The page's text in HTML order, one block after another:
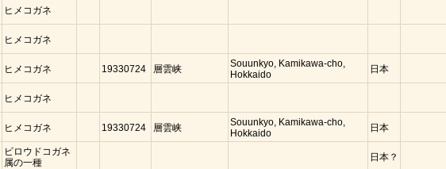
ヒメコガネ
ヒメコガネ
ヒメコガネ 19330724 層雲峡
Souunkyo, Kamikawa-cho,
Hokkaido
日本
ヒメコガネ
ヒメコガネ 19330724 層雲峡
Souunkyo, Kamikawa-cho,
Hokkaido
日本
ビロウドコガネ
属の一種
日本？